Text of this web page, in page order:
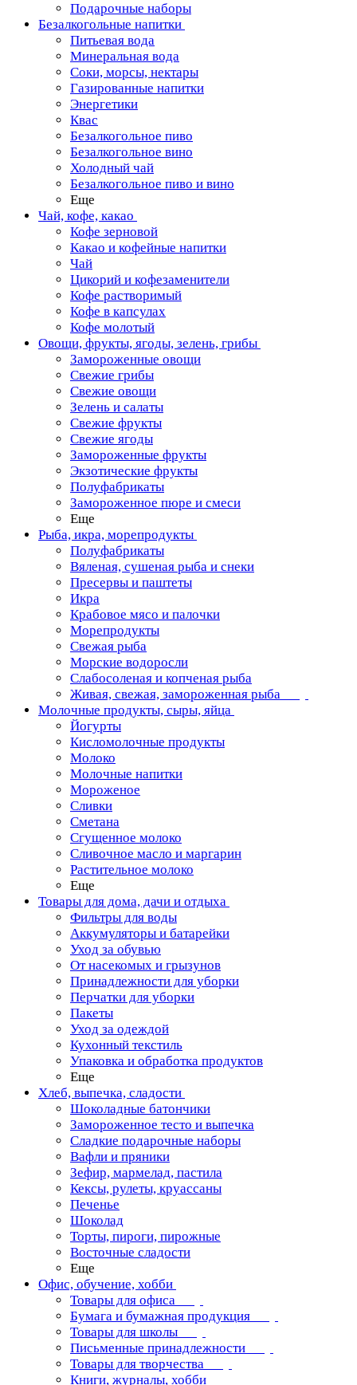
Подарочные наборы
Безалкогольные напитки
Питьевая вода
Минеральная вода
Соки, морсы, нектары
Газированные напитки
Энергетики
Квас
Безалкогольное пиво
Безалкогольное вино
Холодный чай
Безалкогольное пиво и вино
Еще
Чай, кофе, какао
Кофе зерновой
Какао и кофейные напитки
Чай
Цикорий и кофезаменители
Кофе растворимый
Кофе в капсулах
Кофе молотый
Овощи, фрукты, ягоды, зелень, грибы
Замороженные овощи
Свежие грибы
Свежие овощи
Зелень и салаты
Свежие фрукты
Свежие ягоды
Замороженные фрукты
Экзотические фрукты
Полуфабрикаты
Замороженное пюре и смеси
Еще
Рыба, икра, морепродукты
Полуфабрикаты
Вяленая, сушеная рыба и снеки
Пресервы и паштеты
Икра
Крабовое мясо и палочки
Морепродукты
Свежая рыба
Морские водоросли
Слабосоленая и копченая рыба
Живая, свежая, замороженная рыба
Молочные продукты, сыры, яйца
Йогурты
Кисломолочные продукты
Молоко
Молочные напитки
Мороженое
Сливки
Сметана
Сгущенное молоко
Сливочное масло и маргарин
Растительное молоко
Еще
Товары для дома, дачи и отдыха
Фильтры для воды
Аккумуляторы и батарейки
Уход за обувью
От насекомых и грызунов
Принадлежности для уборки
Перчатки для уборки
Пакеты
Уход за одеждой
Кухонный текстиль
Упаковка и обработка продуктов
Еще
Хлеб, выпечка, сладости
Шоколадные батончики
Замороженное тесто и выпечка
Сладкие подарочные наборы
Вафли и пряники
Зефир, мармелад, пастила
Кексы, рулеты, круассаны
Печенье
Шоколад
Торты, пироги, пирожные
Восточные сладости
Еще
Офис, обучение, хобби
Товары для офиса
Бумага и бумажная продукция
Товары для школы
Письменные принадлежности
Товары для творчества
Книги, журналы, хобби